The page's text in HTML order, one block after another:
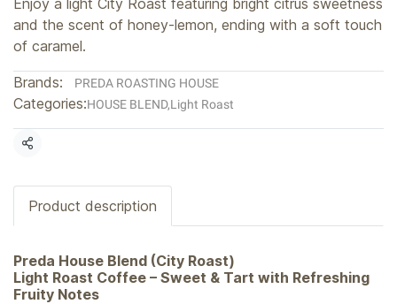
Enjoy a light City Roast featuring bright citrus sweetness
and the scent of honey-lemon, ending with a soft touch
of caramel.
Brands: PREDA ROASTING HOUSE
Categories:HOUSE BLEND,Light Roast
Share
Product description
Preda House Blend (City Roast)
Light Roast Coffee – Sweet & Tart with Refreshing
Fruity Notes